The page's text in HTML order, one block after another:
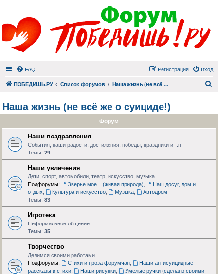
FAQ Вход
Регистрация
ПОБЕДИШЬ.РУ Список форумов Наша жизнь (не всё же о суициде!)
Наша жизнь (не всё же о суициде!)
Форум
Наши поздравления
События, наши радости, достижения, победы, праздники и т.п.
Темы: 29
Наши увлечения
Дети, спорт, автомобили, театр, искусство, музыка
Подфорумы:
Зверье мое... (живая природа)
Наш досуг, дом и
отдых
Культура и искусство, Музыка,
Автодром
Темы: 83
Игротека
Неформальное общение
Темы: 35
Творчество
Делимся своими работами
Подфорумы:
Стихи и проза форумчан,
Наши антисуицидные
рассказы и стихи
Наши рисунки,
Умелые ручки (сделано своими